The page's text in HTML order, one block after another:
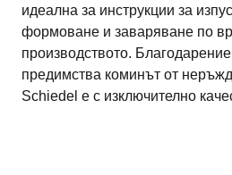
идеална за инструкции за
формоване и заваряване по
производството.
предимства коминът от
Schiedel е с изключително